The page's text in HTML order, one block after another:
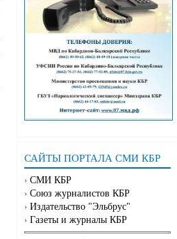
САЙТЫ ПОРТАЛА СМИ КБР
СМИ КБР
Союз журналистов КБР
Издательство "Эльбрус"
Газеты и журналы КБР